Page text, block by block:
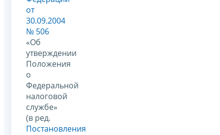
от
30.09.2004
№ 506
«Об
утверждении
Положения
о
Федеральной
налоговой
службе»
(в ред.
Постановления